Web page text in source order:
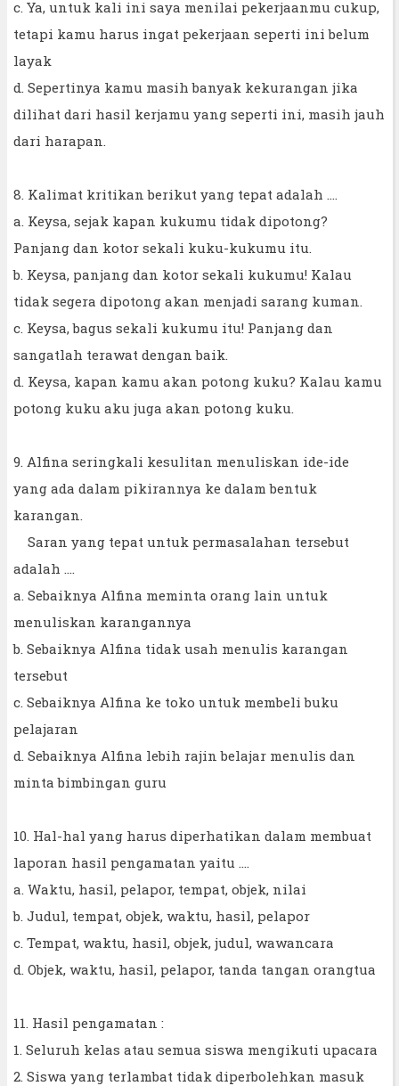
c. Ya, untuk kali ini saya menilai pekerjaanmu cukup,
tetapi kamu harus ingat pekerjaan seperti ini belum
layak
d. Sepertinya kamu masih banyak kekurangan jika
dilihat dari hasil kerjamu yang seperti ini, masih jauh
dari harapan.
8. Kalimat kritikan berikut yang tepat adalah ….
a. Keysa, sejak kapan kukumu tidak dipotong?
Panjang dan kotor sekali kuku-kukumu itu.
b. Keysa, panjang dan kotor sekali kukumu! Kalau
tidak segera dipotong akan menjadi sarang kuman.
c. Keysa, bagus sekali kukumu itu! Panjang dan
sangatlah terawat dengan baik.
d. Keysa, kapan kamu akan potong kuku? Kalau kamu
potong kuku aku juga akan potong kuku.
9. Alfina seringkali kesulitan menuliskan ide-ide
yang ada dalam pikirannya ke dalam bentuk
karangan.
Saran yang tepat untuk permasalahan tersebut
adalah ….
a. Sebaiknya Alfina meminta orang lain untuk
menuliskan karangannya
b. Sebaiknya Alfina tidak usah menulis karangan
tersebut
c. Sebaiknya Alfina ke toko untuk membeli buku
pelajaran
d. Sebaiknya Alfina lebih rajin belajar menulis dan
minta bimbingan guru
10. Hal-hal yang harus diperhatikan dalam membuat
laporan hasil pengamatan yaitu ….
a. Waktu, hasil, pelapor, tempat, objek, nilai
b. Judul, tempat, objek, waktu, hasil, pelapor
c. Tempat, waktu, hasil, objek, judul, wawancara
d. Objek, waktu, hasil, pelapor, tanda tangan orangtua
11. Hasil pengamatan :
1. Seluruh kelas atau semua siswa mengikuti upacara
2. Siswa yang terlambat tidak diperbolehkan masuk